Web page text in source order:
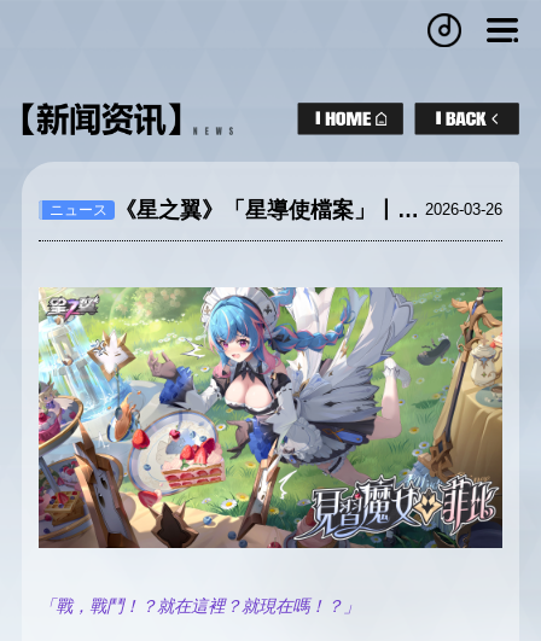
ニュース 《星之翼》「星導使檔案」丨見習魔女-菲比 2026-03-26
「戰，戰鬥！？就在這裡？就現在嗎！？」